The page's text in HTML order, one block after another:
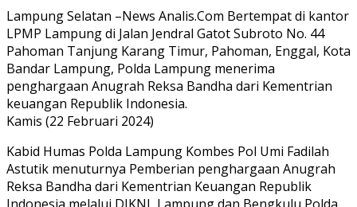
Lampung Selatan –News Analis.Com Bertempat di kantor
LPMP Lampung di Jalan Jendral Gatot Subroto No. 44
Pahoman Tanjung Karang Timur, Pahoman, Enggal, Kota
Bandar Lampung, Polda Lampung menerima
penghargaan Anugrah Reksa Bandha dari Kementrian
keuangan Republik Indonesia.
Kamis (22 Februari 2024)
Kabid Humas Polda Lampung Kombes Pol Umi Fadilah
Astutik menuturnya Pemberian penghargaan Anugrah
Reksa Bandha dari Kementrian Keuangan Republik